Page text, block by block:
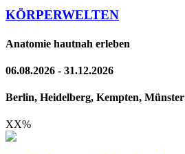
KÖRPERWELTEN
Anatomie hautnah erleben
06.08.2026 - 31.12.2026
Berlin, Heidelberg, Kempten, Münster
XX%